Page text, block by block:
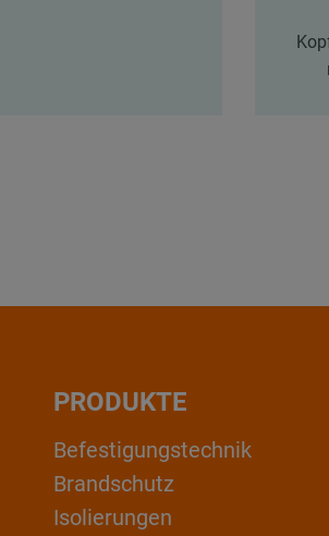
PRODUKTE
Befestigungstechnik
Brandschutz
Isolierungen